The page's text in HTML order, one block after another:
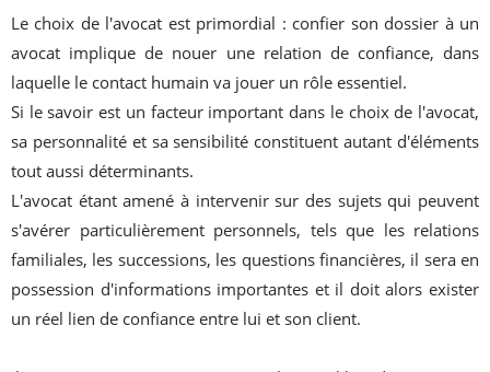
Le choix de l'avocat est primordial : confier son dossier à un
avocat implique de nouer une relation de confiance, dans
laquelle le contact humain va jouer un rôle essentiel.
Si le savoir est un facteur important dans le choix de l'avocat,
sa personnalité et sa sensibilité constituent autant d'éléments
tout aussi déterminants.
L'avocat étant amené à intervenir sur des sujets qui peuvent
s'avérer particulièrement personnels, tels que les relations
familiales, les successions, les questions financières, il sera en
possession d'informations importantes et il doit alors exister
un réel lien de confiance entre lui et son client.